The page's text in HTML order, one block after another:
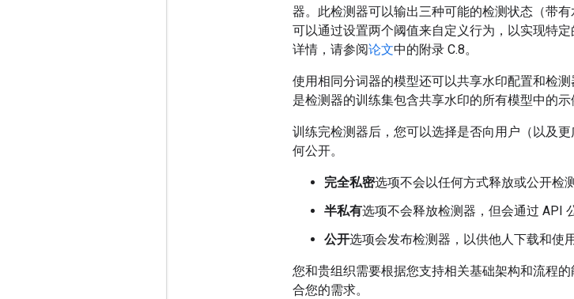
器。此检测器可以输出三种可能的检测状态（带
可以通过设置两个阈值来自定义行为，以实现特
详情，请参阅论文中的附录 C.8。
使用相同分词器的模型还可以共享水印配置和检
是检测器的训练集包含共享水印的所有模型中的示
训练完检测器后，您可以选择是否向用户（以及
何公开。
完全私密选项不会以任何方式释放或公开检测
半私有选项不会释放检测器，但会通过 API
公开选项会发布检测器，以供他人下载和使用
您和贵组织需要根据您支持相关基础架构和流程
合您的需求。